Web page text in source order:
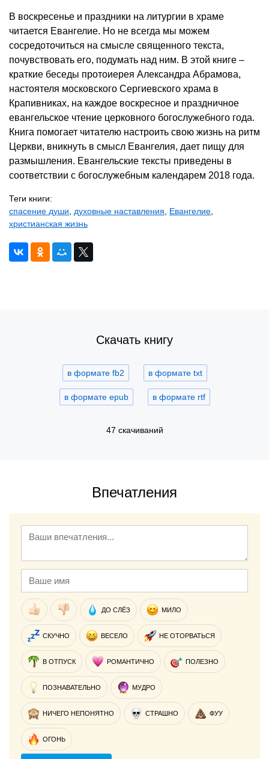
В воскресенье и праздники на литургии в храме
читается Евангелие. Но не всегда мы можем
сосредоточиться на смысле священного текста,
почувствовать его, подумать над ним. В этой книге –
краткие беседы протоиерея Александра Абрамова,
настоятеля московского Сергиевского храма в
Крапивниках, на каждое воскресное и праздничное
евангельское чтение церковного богослужебного года.
Книга помогает читателю настроить свою жизнь на ритм
Церкви, вникнуть в смысл Евангелия, дает пищу для
размышления. Евангельские тексты приведены в
соответствии с богослужебным календарем 2018 года.
Теги книги:
спасение души, духовные наставления, Евангелие,
христианская жизнь
Скачать книгу
в формате fb2 в формате txt
в формате epub в формате rtf
47 скачиваний
Впечатления
ДО СЛЁЗ МИЛО
СКУЧНО ВЕСЕЛО НЕ ОТОРВАТЬСЯ
В ОТПУСК РОМАНТИЧНО ПОЛЕЗНО
ПОЗНАВАТЕЛЬНО МУДРО
НИЧЕГО НЕПОНЯТНО СТРАШНО ФУУ
ОГОНЬ